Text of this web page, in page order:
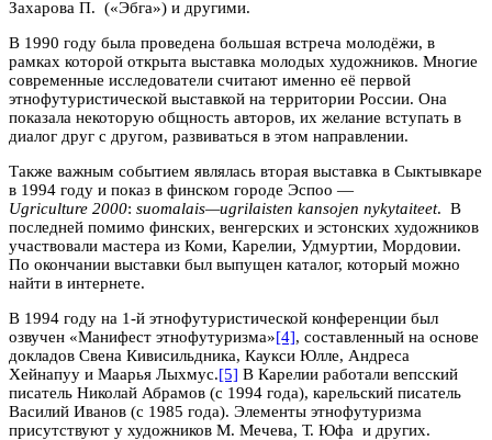
Захарова П. («Эбга») и другими.
В 1990 году была проведена большая встреча молодёжи, в
рамках которой открыта выставка молодых художников. Многие
современные исследователи считают именно её первой
этнофутуристической выставкой на территории России. Она
показала некоторую общность авторов, их желание вступать в
диалог друг с другом, развиваться в этом направлении.
Также важным событием являлась вторая выставка в Сыктывкаре
в 1994 году и показ в финском городе Эспоо —
Ugriculture 2000: suomalais—ugrilaisten kansojen nykytaiteet. В
последней помимо финских, венгерских и эстонских художников
участвовали мастера из Коми, Карелии, Удмуртии, Мордовии.
По окончании выставки был выпущен каталог, который можно
найти в интернете.
В 1994 году на 1-й этнофутуристической конференции был
озвучен «Манифест этнофутуризма»[4], составленный на основе
докладов Свена Кивисильдника, Каукси Юлле, Андреса
Хейнапуу и Маарья Лыхмус.[5] В Карелии работали вепсский
писатель Николай Абрамов (с 1994 года), карельский писатель
Василий Иванов (с 1985 года). Элементы этнофутуризма
присутствуют у художников М. Мечева, Т. Юфа и других.